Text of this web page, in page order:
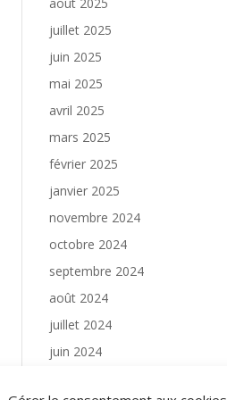
juillet 2025
juin 2025
mai 2025
avril 2025
mars 2025
février 2025
janvier 2025
novembre 2024
octobre 2024
septembre 2024
août 2024
juillet 2024
juin 2024